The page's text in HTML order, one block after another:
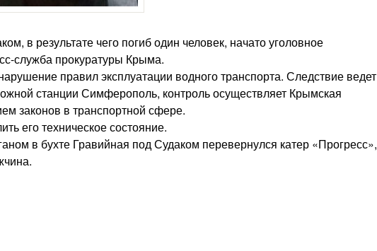
в результате чего погиб один человек, начато уголовное
служба прокуратуры Крыма.
правил эксплуатации водного транспорта. Следствие ведет
станции Симферополь, контроль осуществляет Крымская
законов в транспортной сфере.
его техническое состояние.
в бухте Гравийная под Судаком перевернулся катер «Прогресс»,